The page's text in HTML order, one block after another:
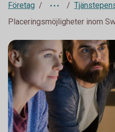
Företag
Placeringsmöjligheter inom